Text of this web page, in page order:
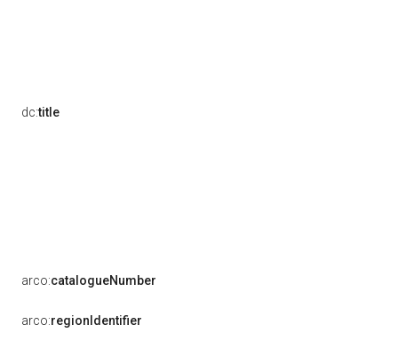
dc:title
arco:catalogueNumber
arco:regionIdentifier